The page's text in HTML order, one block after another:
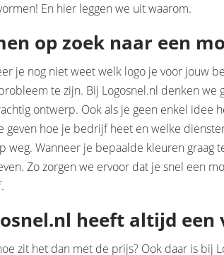
En hier leggen we uit waarom.
op zoek naar een
je nog niet weet welk logo je voor jouw
te zijn. Bij Logosnel.nl denken we
ontwerp. Ook als je geen enkel idee
geven hoe je bedrijf heet en welke
weg. Wanneer je bepaalde kleuren graag
Zo zorgen we ervoor dat je snel een
heeft altijd een
zit het dan met de prijs? Ook daar is bij